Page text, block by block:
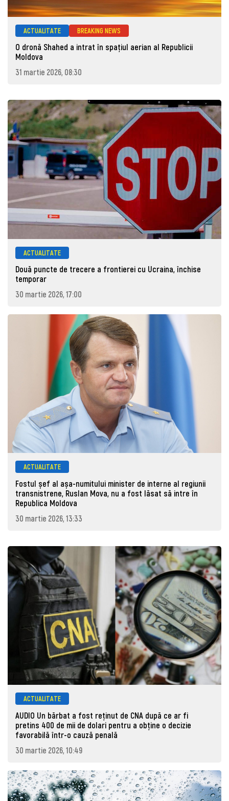
ACTUALITATE BREAKING NEWS
O dronă Shahed a intrat în spațiul aerian al Republicii
Moldova
31 martie 2026, 08:30
ACTUALITATE
Două puncte de trecere a frontierei cu Ucraina, închise
temporar
30 martie 2026, 17:00
ACTUALITATE
Fostul șef al așa-numitului minister de interne al regiunii
transnistrene, Ruslan Mova, nu a fost lăsat să intre în
Republica Moldova
30 martie 2026, 13:33
ACTUALITATE
AUDIO Un bărbat a fost reținut de CNA după ce ar fi
pretins 400 de mii de dolari pentru a obține o decizie
favorabilă într-o cauză penală
30 martie 2026, 10:49